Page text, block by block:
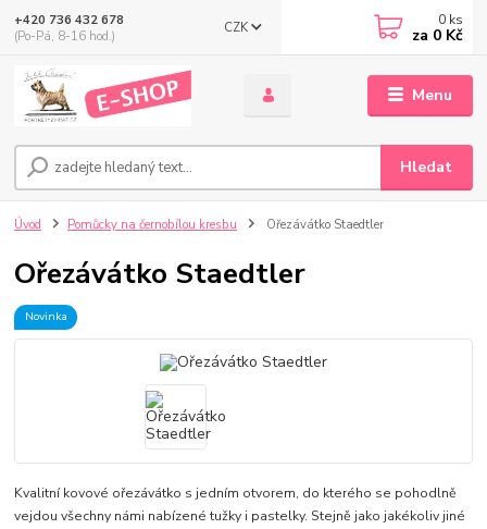
Menu
CZK
Hledat
+420 736 432 678
(Po-Pá, 8-16 hod.)
0 ks
za 0 Kč
Úvod Pomůcky na černobílou kresbu Ořezávátko Staedtler
Ořezávátko Staedtler
Novinka
Kvalitní kovové ořezávátko s jedním otvorem, do kterého se pohodlně
vejdou všechny námi nabízené tužky i pastelky. Stejně jako jakékoliv jiné